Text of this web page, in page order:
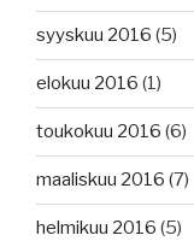
syyskuu 2016 (5)
elokuu 2016 (1)
toukokuu 2016 (6)
maaliskuu 2016 (7)
helmikuu 2016 (5)